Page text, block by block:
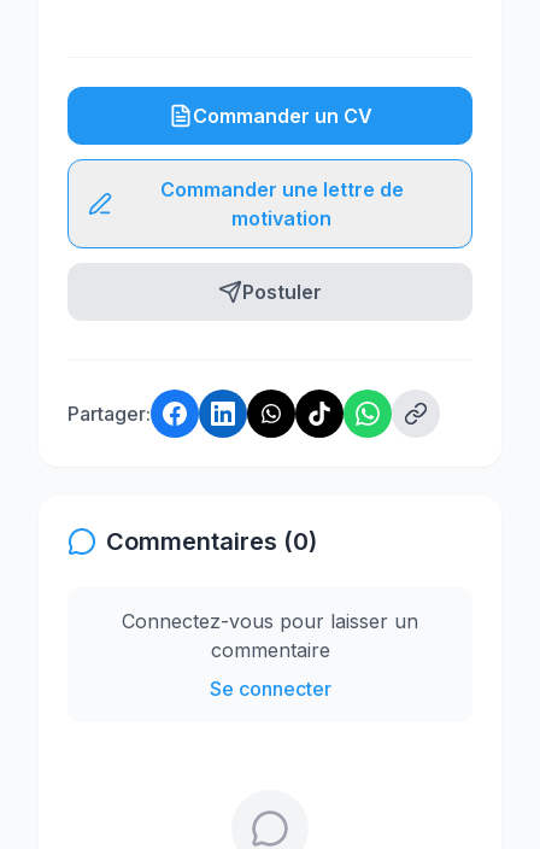
Commander un CV
Commander une lettre de
motivation
Postuler
Partager:
Commentaires (0)
Connectez-vous pour laisser un
commentaire
Se connecter